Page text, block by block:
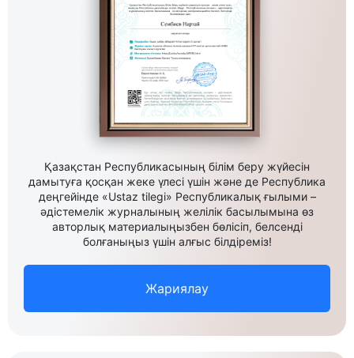
Қазақстан Республикасының білім беру жүйесін
дамытуға қосқан жеке үлесі үшін және де Республика
деңгейінде «Ustaz tilegi» Республикалық ғылыми –
әдістемелік журналының желілік басылымына өз
авторлық материалыңызбен бөлісіп, белсенді
болғаныңыз үшін алғыс білдіреміз!
Жариялау